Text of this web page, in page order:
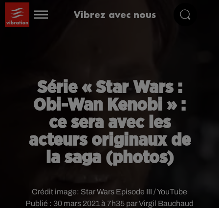
Vibrez avec nous
Série « Star Wars :
Obi-Wan Kenobi » :
ce sera avec les
acteurs originaux de
la saga (photos)
Publié : 30 mars 2021 à 7h35 par Virgil Bauchaud
Crédit image: Star Wars Episode III / YouTube